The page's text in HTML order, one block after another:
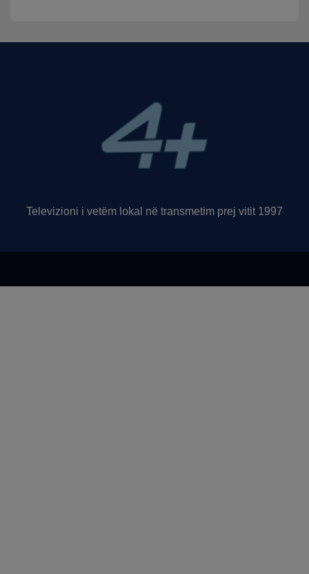
Televizioni i vetëm lokal në transmetim prej vitit 1997